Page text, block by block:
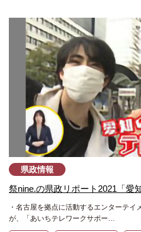
県政情報
祭nine.の県政リポート2021「愛
・名古屋を拠点に活動するエンターテ
が、「あいちテレワークサポー…